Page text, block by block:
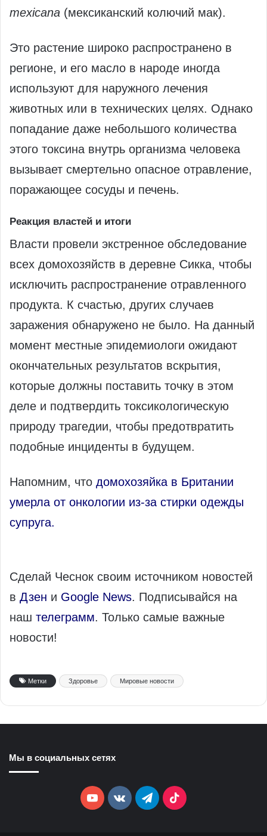
mexicana (мексиканский колючий мак).
Это растение широко распространено в
регионе, и его масло в народе иногда
используют для наружного лечения
животных или в технических целях. Однако
попадание даже небольшого количества
этого токсина внутрь организма человека
вызывает смертельно опасное отравление,
поражающее сосуды и печень.
Реакция властей и итоги
Власти провели экстренное обследование
всех домохозяйств в деревне Сикка, чтобы
исключить распространение отравленного
продукта. К счастью, других случаев
заражения обнаружено не было. На данный
момент местные эпидемиологи ожидают
окончательных результатов вскрытия,
которые должны поставить точку в этом
деле и подтвердить токсикологическую
природу трагедии, чтобы предотвратить
подобные инциденты в будущем.
Напомним, что домохозяйка в Британии
умерла от онкологии из-за стирки одежды
супруга.
Сделай Чеснок своим источником новостей
в Дзен и Google News. Подписывайся на
наш телеграмм. Только самые важные
новости!
Метки Здоровье Мировые новости
Мы в социальных сетях
YouTubevk.comTelegramTikTok